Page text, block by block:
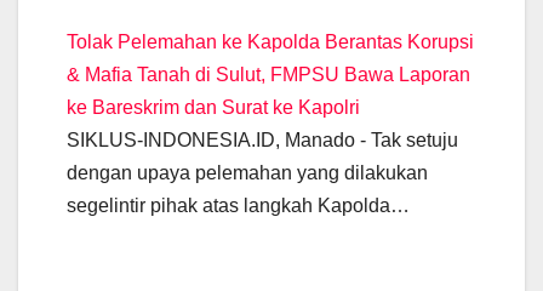
Tolak Pelemahan ke Kapolda Berantas Korupsi
& Mafia Tanah di Sulut, FMPSU Bawa Laporan
ke Bareskrim dan Surat ke Kapolri
SIKLUS-INDONESIA.ID, Manado - Tak setuju
dengan upaya pelemahan yang dilakukan
segelintir pihak atas langkah Kapolda…